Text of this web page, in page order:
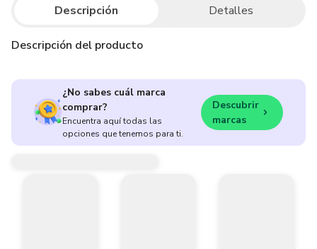
Descripción Detalles
Descripción del producto
¿No sabes cuál marca
comprar?
Encuentra aquí todas las
opciones que tenemos para ti.
Descubrir
marcas